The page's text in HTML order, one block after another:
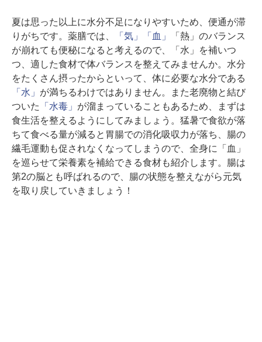
夏は思った以上に水分不足になりやすいため、便通が滞
りがちです。薬膳では、
「気」 「血」
「熱」のバランス
が崩れても便秘になると考えるので、「水」を補いつ
つ、適した食材で体バランスを整えてみませんか。水分
をたくさん摂ったからといって、体に必要な水分である
「水」 が満ちるわけではありません。また老廃物と結び
ついた
「水毒」 が溜まっていることもあるため、まずは
食生活を整えるようにしてみましょう。猛暑で食欲が落
ちて食べる量が減ると胃腸での消化吸収力が落ち、腸の
繊毛運動も促されなくなってしまうので、全身に「血」
を巡らせて栄養素を補給できる食材も紹介します。腸は
第2の脳とも呼ばれるので、腸の状態を整えながら元気
を取り戻していきましょう！